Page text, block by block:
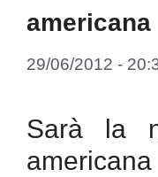
americana
29/06/2012 -
Sarà la